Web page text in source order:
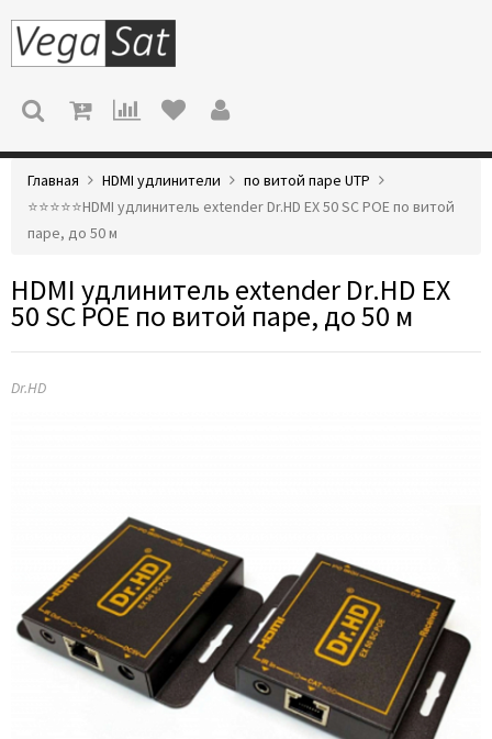
МЕНЮ
Главная HDMI удлинители
по витой паре UTP
⭐️⭐️⭐️⭐️⭐️HDMI удлинитель extender Dr.HD EX 50 SC POE по витой
паре, до 50 м
HDMI удлинитель extender Dr.HD EX
50 SC POE по витой паре, до 50 м
Dr.HD